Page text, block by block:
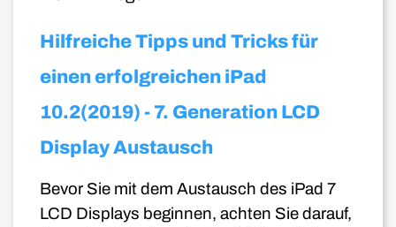
Hilfreiche Tipps und Tricks für
einen erfolgreichen iPad
10.2(2019) - 7. Generation LCD
Display Austausch
Bevor Sie mit dem Austausch des iPad 7
LCD Displays beginnen, achten Sie darauf,